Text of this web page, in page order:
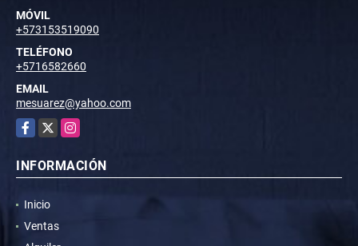
MÓVIL
+573153519090
TELÉFONO
+5716582660
EMAIL
mesuarez@yahoo.com
Facebook
X Instagram
INFORMACIÓN
Inicio
Ventas